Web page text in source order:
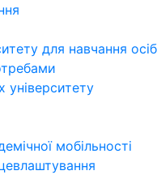
для навчання осіб
мобільності